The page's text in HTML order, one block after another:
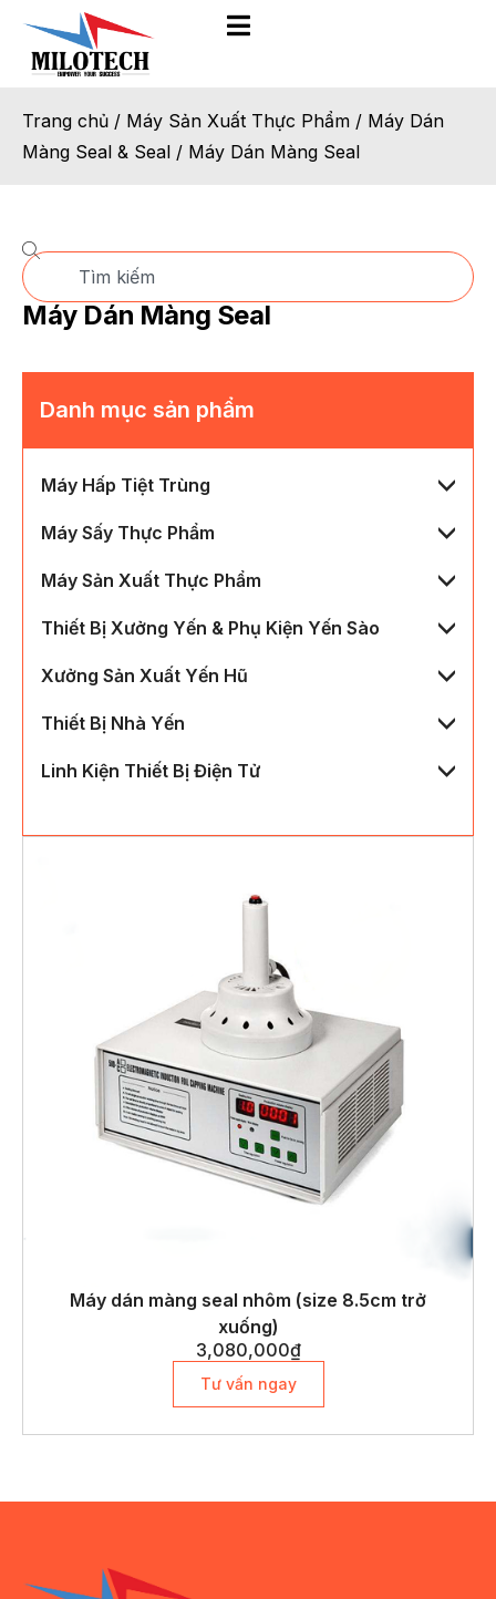
Trang chủ / Máy Sản Xuất Thực Phẩm / Máy Dán
Màng Seal & Seal / Máy Dán Màng Seal
Máy Dán Màng Seal
Danh mục sản phẩm
Máy Hấp Tiệt Trùng
Máy Sấy Thực Phẩm
Máy Sản Xuất Thực Phẩm
Thiết Bị Xưởng Yến & Phụ Kiện Yến Sào
Xưởng Sản Xuất Yến Hũ
Thiết Bị Nhà Yến
Linh Kiện Thiết Bị Điện Tử
Máy dán màng seal nhôm (size 8.5cm trở
xuống)
3,080,000₫
Tư vấn ngay